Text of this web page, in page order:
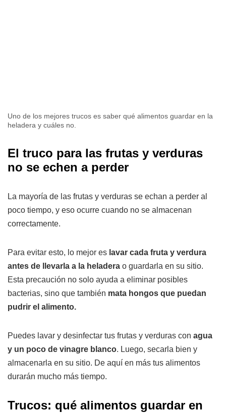
Uno de los mejores trucos es saber qué alimentos guardar en la
heladera y cuáles no.
El truco para las frutas y verduras
no se echen a perder
La mayoría de las frutas y verduras se echan a perder al
poco tiempo, y eso ocurre cuando no se almacenan
correctamente.
Para evitar esto, lo mejor es lavar cada fruta y verdura
antes de llevarla a la heladera o guardarla en su sitio.
Esta precaución no solo ayuda a eliminar posibles
bacterias, sino que también mata hongos que puedan
pudrir el alimento.
Puedes lavar y desinfectar tus frutas y verduras con agua
y un poco de vinagre blanco. Luego, secarla bien y
almacenarla en su sitio. De aquí en más tus alimentos
durarán mucho más tiempo.
Trucos: qué alimentos guardar en